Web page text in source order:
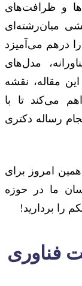
و ظرافت‌های
میان‌رشته‌ای
درهم می‌آمیزد
مدل‌های
مقاله، نقشه
می‌کند تا با
رساله دکتری
امروز برای
ما در حوزه
را بردارید!
فناوری